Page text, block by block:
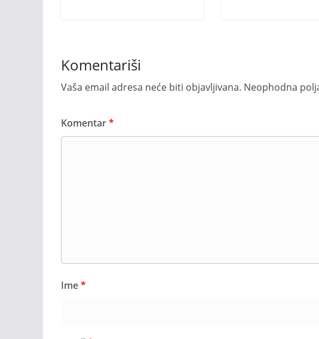
Komentariši
Vaša email adresa neće biti objavljivana. Neophodna
Komentar*
Ime*